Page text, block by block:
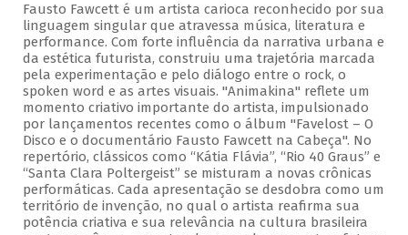
Fausto Fawcett é um artista carioca reconhecido por sua
linguagem singular que atravessa música, literatura e
performance. Com forte influência da narrativa urbana e
da estética futurista, construiu uma trajetória marcada
pela experimentação e pelo diálogo entre o rock, o
spoken word e as artes visuais. "Animakina" reflete um
momento criativo importante do artista, impulsionado
por lançamentos recentes como o álbum "Favelost – O
Disco e o documentário Fausto Fawcett na Cabeça". No
repertório, clássicos como “Kátia Flávia”, “Rio 40 Graus” e
“Santa Clara Poltergeist” se misturam a novas crônicas
performáticas. Cada apresentação se desdobra como um
território de invenção, no qual o artista reafirma sua
potência criativa e sua relevância na cultura brasileira